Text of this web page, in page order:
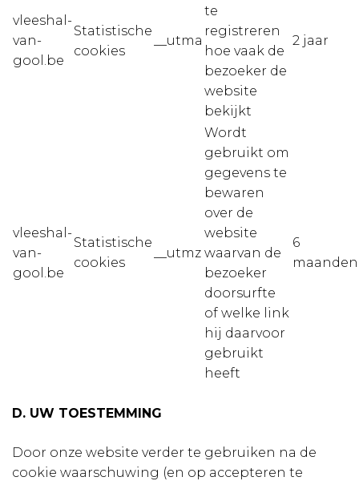
vleeshal-
van-
gool.be
Statistische
cookies
__utma
te
registreren
hoe vaak de
bezoeker de
website
bekijkt
2 jaar
vleeshal-
van-
gool.be
Statistische
cookies
__utmz
Wordt
gebruikt om
gegevens te
bewaren
over de
website
waarvan de
bezoeker
doorsurfte
of welke link
hij daarvoor
gebruikt
heeft
6
maanden
D. UW TOESTEMMING
Door onze website verder te gebruiken na de
cookie waarschuwing (en op accepteren te